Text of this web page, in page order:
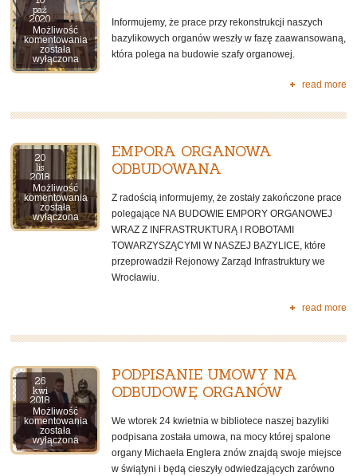
paź
2020
Możliwość
komentowaniaBUDOWA
SZAFY
ORGANOWEJ
została
wyłączona
Informujemy, że prace przy rekonstrukcji naszych
bazylikowych organów weszły w fazę zaawansowaną,
która polega na budowie szafy organowej.
read more
20
lis
2018
Możliwość
komentowaniaEMPORA
ORGANOWA
ODBUDOWANA
została
wyłączona
EMPORA ORGANOWA
ODBUDOWANA
Z radością informujemy, że zostały zakończone prace
polegające NA BUDOWIE EMPORY ORGANOWEJ
WRAZ Z INFRASTRUKTURĄ I ROBOTAMI
TOWARZYSZĄCYMI W NASZEJ BAZYLICE, które
przeprowadził Rejonowy Zarząd Infrastruktury we
Wrocławiu.
read more
26
kwi
2018
Możliwość
komentowaniaPODPISANIE
UMOWY
NA
ODBUDOWĘ
ORGANÓW
została
wyłączona
PODPISANIE UMOWY NA
ODBUDOWĘ ORGANÓW
We wtorek 24 kwietnia w bibliotece naszej bazyliki
podpisana została umowa, na mocy której spalone
organy Michaela Englera znów znajdą swoje miejsce
w świątyni i będą cieszyły odwiedzających zarówno